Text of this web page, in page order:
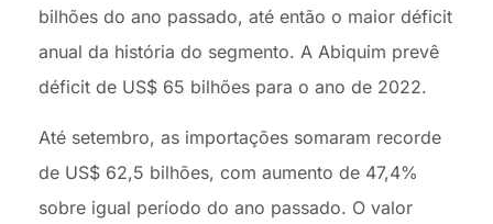
bilhões do ano passado, até então o maior déficit
anual da história do segmento. A Abiquim prevê
déficit de US$ 65 bilhões para o ano de 2022.
Até setembro, as importações somaram recorde
de US$ 62,5 bilhões, com aumento de 47,4%
sobre igual período do ano passado. O valor